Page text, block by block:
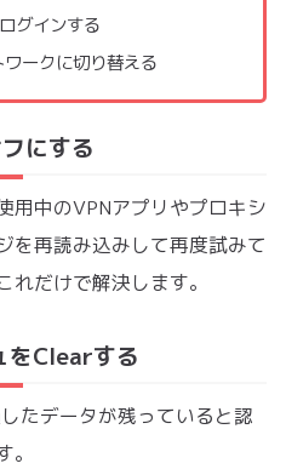
グインする
ークに切り替える
にする
用中のVPNアプリやプロキシ
を再読み込みして再度試みて
だけで解決します。
Clearする
たデータが残っていると認